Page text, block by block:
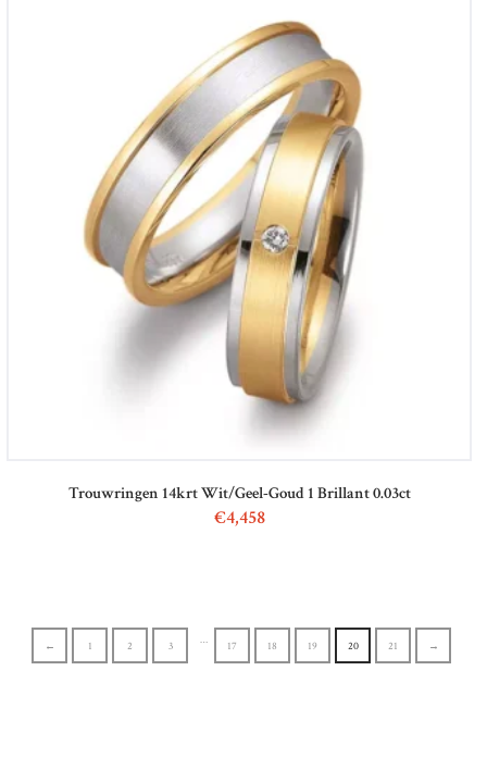
Trouwringen 14krt Wit/Geel-Goud 1 Brillant 0.03ct
€4,458
← 1 2 3
…
17 18 19 20 21 →